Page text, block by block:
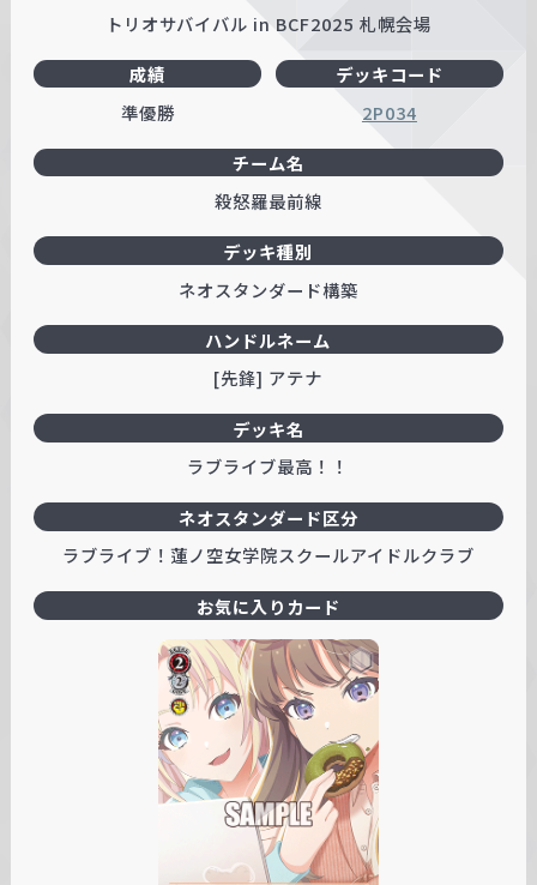
トリオサバイバル in BCF2025 札幌会場
成績
準優勝
ハンドルネーム
[先鋒] アテナ
デッキコード
2P034
チーム名
殺怒羅最前線
デッキ名
ラブライブ最高！！
デッキ種別
ネオスタンダード構築
ネオスタンダード区分
ラブライブ！蓮ノ空女学院スクールアイドルクラブ
お気に入りカード